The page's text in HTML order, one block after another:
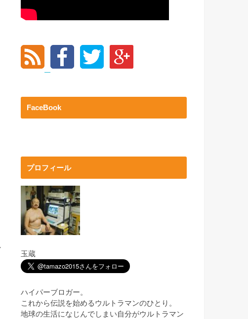
FaceBook
プロフィール
玉蔵
ハイパーブロガー。
これから伝説を始めるウルトラマンのひとり。
地球の生活になじんでしまい自分がウルトラマン